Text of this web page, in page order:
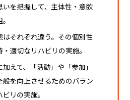
いを把握して、主体性・意欲
はそれぞれ違う。その個別性
適切なリハビリの実施。
加えて、「活動」や「参加」
般を向上させるためのバラン
リの実施。